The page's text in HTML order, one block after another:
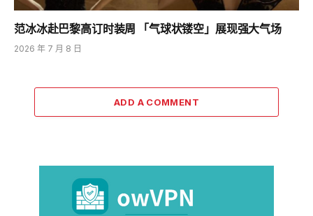
范冰冰赴巴黎高订时装周 「气球状镂空」展现强大气场
2026 年 7 月 8 日
ADD A COMMENT